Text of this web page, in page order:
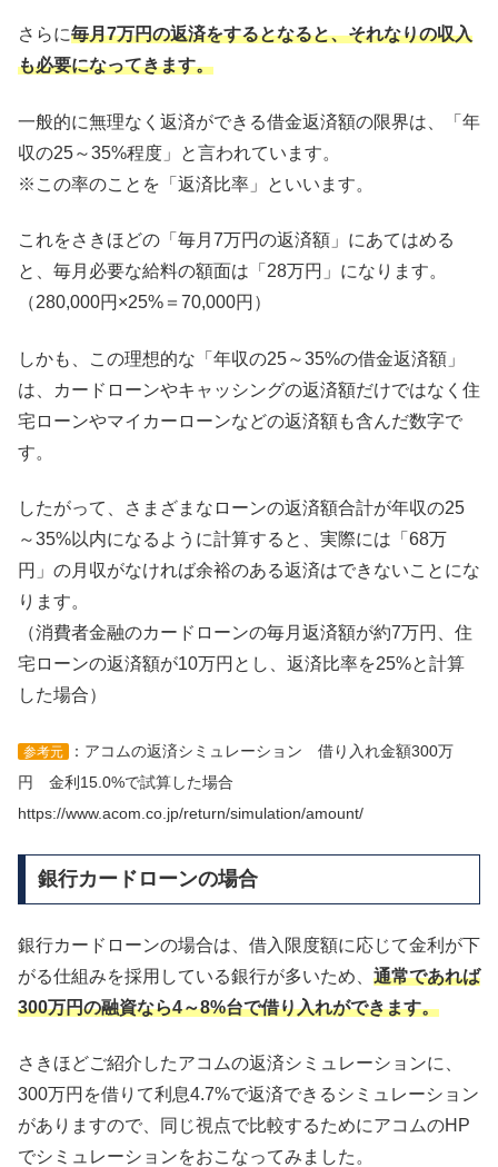
さらに毎月7万円の返済をするとなると、それなりの収入
も必要になってきます。
一般的に無理なく返済ができる借金返済額の限界は、「年
収の25～35%程度」と言われています。
※この率のことを「返済比率」といいます。
これをさきほどの「毎月7万円の返済額」にあてはめる
と、毎月必要な給料の額面は「28万円」になります。
（280,000円×25%＝70,000円）
しかも、この理想的な「年収の25～35%の借金返済額」
は、カードローンやキャッシングの返済額だけではなく住
宅ローンやマイカーローンなどの返済額も含んだ数字で
す。
したがって、さまざまなローンの返済額合計が年収の25
～35%以内になるように計算すると、実際には「68万
円」の月収がなければ余裕のある返済はできないことにな
ります。
（消費者金融のカードローンの毎月返済額が約7万円、住
宅ローンの返済額が10万円とし、返済比率を25%と計算
した場合）
参考元
：アコムの返済シミュレーション 借り入れ金額300万
円 金利15.0%で試算した場合
https://www.acom.co.jp/return/simulation/amount/
銀行カードローンの場合
銀行カードローンの場合は、借入限度額に応じて金利が下
がる仕組みを採用している銀行が多いため、 通常であれば
300万円の融資なら4～8%台で借り入れができます。
さきほどご紹介したアコムの返済シミュレーションに、
300万円を借りて利息4.7%で返済できるシミュレーション
がありますので、同じ視点で比較するためにアコムのHP
でシミュレーションをおこなってみました。